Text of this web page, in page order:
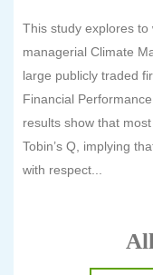
This study explores
managerial Climate
large publicly traded
Financial
results show that
Tobin’s Q, implying
with respect...